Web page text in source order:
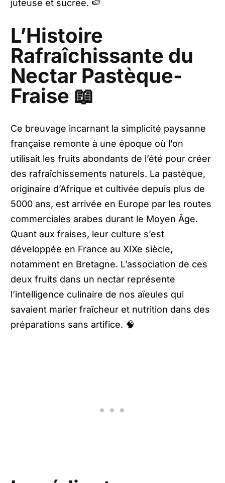
juteuse et sucrée. 🍉
L’Histoire
Rafraîchissante du
Nectar Pastèque-
Fraise 📖
Ce breuvage incarnant la simplicité paysanne
française remonte à une époque où l’on
utilisait les fruits abondants de l’été pour créer
des rafraîchissements naturels. La pastèque,
originaire d’Afrique et cultivée depuis plus de
5000 ans, est arrivée en Europe par les routes
commerciales arabes durant le Moyen Âge.
Quant aux fraises, leur culture s’est
développée en France au XIXe siècle,
notamment en Bretagne. L’association de ces
deux fruits dans un nectar représente
l’intelligence culinaire de nos aïeules qui
savaient marier fraîcheur et nutrition dans des
préparations sans artifice. 🧠